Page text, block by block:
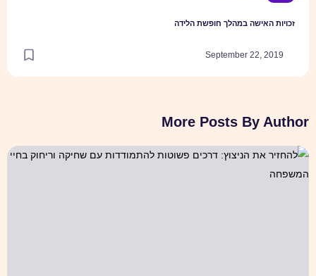
זכויות האישה במהלך חופשת הלידה
September 22, 2019
More Posts By Author
להחזיר את הניצוץ: דרכים פשוטות להתמודדות עם שחיקה וריחוק בחיי